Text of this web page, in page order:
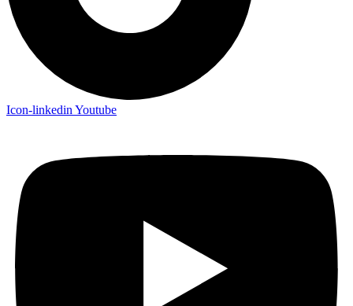
Icon-linkedin Youtube